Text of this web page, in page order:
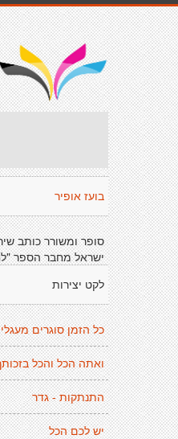
בועז אופיר
סופר ומשורר כותב
ישראל מחבר הספר
לקט יצירות
כל הזמן סוגרים
ואתה הכל והכל
התנתקות - גדר
יש לכם הכל